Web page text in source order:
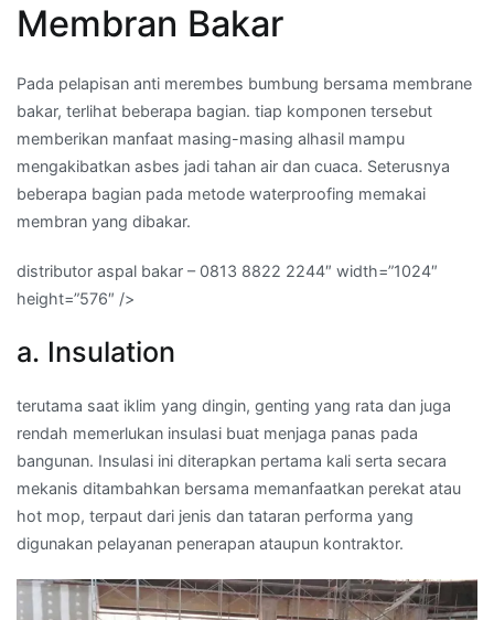
Membran Bakar
Pada pelapisan anti merembes bumbung bersama membrane
bakar, terlihat beberapa bagian. tiap komponen tersebut
memberikan manfaat masing-masing alhasil mampu
mengakibatkan asbes jadi tahan air dan cuaca. Seterusnya
beberapa bagian pada metode waterproofing memakai
membran yang dibakar.
distributor aspal bakar – 0813 8822 2244″ width=”1024″
height=”576″ />
a. Insulation
terutama saat iklim yang dingin, genting yang rata dan juga
rendah memerlukan insulasi buat menjaga panas pada
bangunan. Insulasi ini diterapkan pertama kali serta secara
mekanis ditambahkan bersama memanfaatkan perekat atau
hot mop, terpaut dari jenis dan tataran performa yang
digunakan pelayanan penerapan ataupun kontraktor.